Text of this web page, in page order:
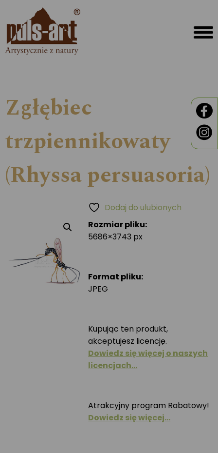
Zgłębiec
trzpiennikowaty
(Rhyssa persuasoria)
Rozmiar pliku:
5686×3743 px
Format pliku:
JPEG
Kupując ten produkt,
akceptujesz licencję.
Dowiedz się więcej o naszych
licencjach…
Atrakcyjny program Rabatowy!
Dowiedz się więcej…
Dodaj do ulubionych